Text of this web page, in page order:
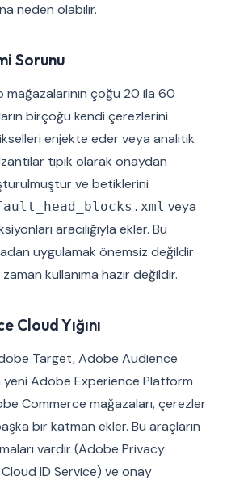
neden olabilir.
Sorunu
çoğu 20 ila 60
birçoğu kendi çerezlerini
enjekte eder veya analitik
tipik olarak onaydan
ve betiklerini
veya
aracılığıyla ekler. Bu
uygulamak önemsiz değildir
kullanıma hazır değildir.
Cloud Yığını
Target, Adobe Audience
Adobe Experience Platform
Commerce mağazaları, çerezler
bir katman ekler. Bu araçların
vardır (Adobe Privacy
ID Service) ve onay